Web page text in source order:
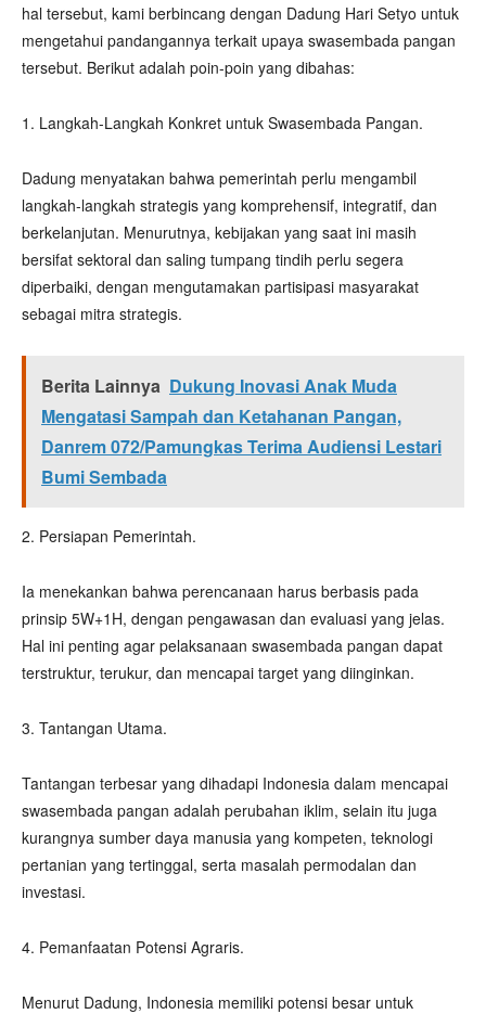
hal tersebut, kami berbincang dengan Dadung Hari Setyo untuk
mengetahui pandangannya terkait upaya swasembada pangan
tersebut. Berikut adalah poin-poin yang dibahas:
1. Langkah-Langkah Konkret untuk Swasembada Pangan.
Dadung menyatakan bahwa pemerintah perlu mengambil
langkah-langkah strategis yang komprehensif, integratif, dan
berkelanjutan. Menurutnya, kebijakan yang saat ini masih
bersifat sektoral dan saling tumpang tindih perlu segera
diperbaiki, dengan mengutamakan partisipasi masyarakat
sebagai mitra strategis.
Berita Lainnya Dukung Inovasi Anak Muda
Mengatasi Sampah dan Ketahanan Pangan,
Danrem 072/Pamungkas Terima Audiensi Lestari
Bumi Sembada
2. Persiapan Pemerintah.
Ia menekankan bahwa perencanaan harus berbasis pada
prinsip 5W+1H, dengan pengawasan dan evaluasi yang jelas.
Hal ini penting agar pelaksanaan swasembada pangan dapat
terstruktur, terukur, dan mencapai target yang diinginkan.
3. Tantangan Utama.
Tantangan terbesar yang dihadapi Indonesia dalam mencapai
swasembada pangan adalah perubahan iklim, selain itu juga
kurangnya sumber daya manusia yang kompeten, teknologi
pertanian yang tertinggal, serta masalah permodalan dan
investasi.
4. Pemanfaatan Potensi Agraris.
Menurut Dadung, Indonesia memiliki potensi besar untuk